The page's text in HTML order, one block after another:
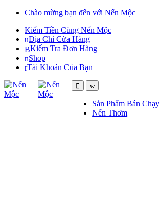
Skip
navigation
Skip
content
Chào mừng bạn đến với Nến Mộc
Kiếm Tiền Cùng Nến Mộc
Địa Chỉ Cừa Hàng
Kiểm Tra Đơn Hàng
Shop
Tài Khoản Của Bạn
Sản Phẩm Bán Chạy
Nến Thơm